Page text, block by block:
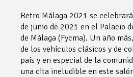
Retro Málaga 2021 se
de junio de 2021 en el Palacio
de Málaga (Fycma). Un año
de los vehículos clásicos y de
país y en especial de la
una cita ineludible en este